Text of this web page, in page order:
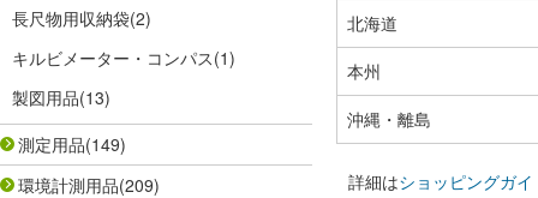
長尺物用収納袋(2)
キルビメーター・コンパス(1)
製図用品(13)
測定用品(149)
環境計測用品(209)
北海道
本州
沖縄・離島
詳細はショッピングガイ